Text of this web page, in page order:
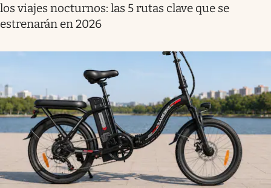
los viajes nocturnos: las 5 rutas clave que se
estrenarán en 2026